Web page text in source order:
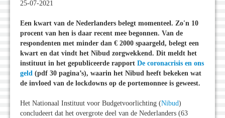
25-07-2021
Een kwart van de Nederlanders belegt momenteel. Zo'n 10
procent van hen is daar recent mee begonnen. Van de
respondenten met minder dan € 2000 spaargeld, belegt een
kwart en dat vindt het Nibud zorgwekkend. Dit meldt het
instituut in het gepubliceerde rapport De coronacrisis en ons
geld (pdf 30 pagina’s), waarin het Nibud heeft bekeken wat
de invloed van de lockdowns op de portemonnee is geweest.
Het Nationaal Instituut voor Budgetvoorlichting (Nibud)
concludeert dat het overgrote deel van de Nederlanders (63